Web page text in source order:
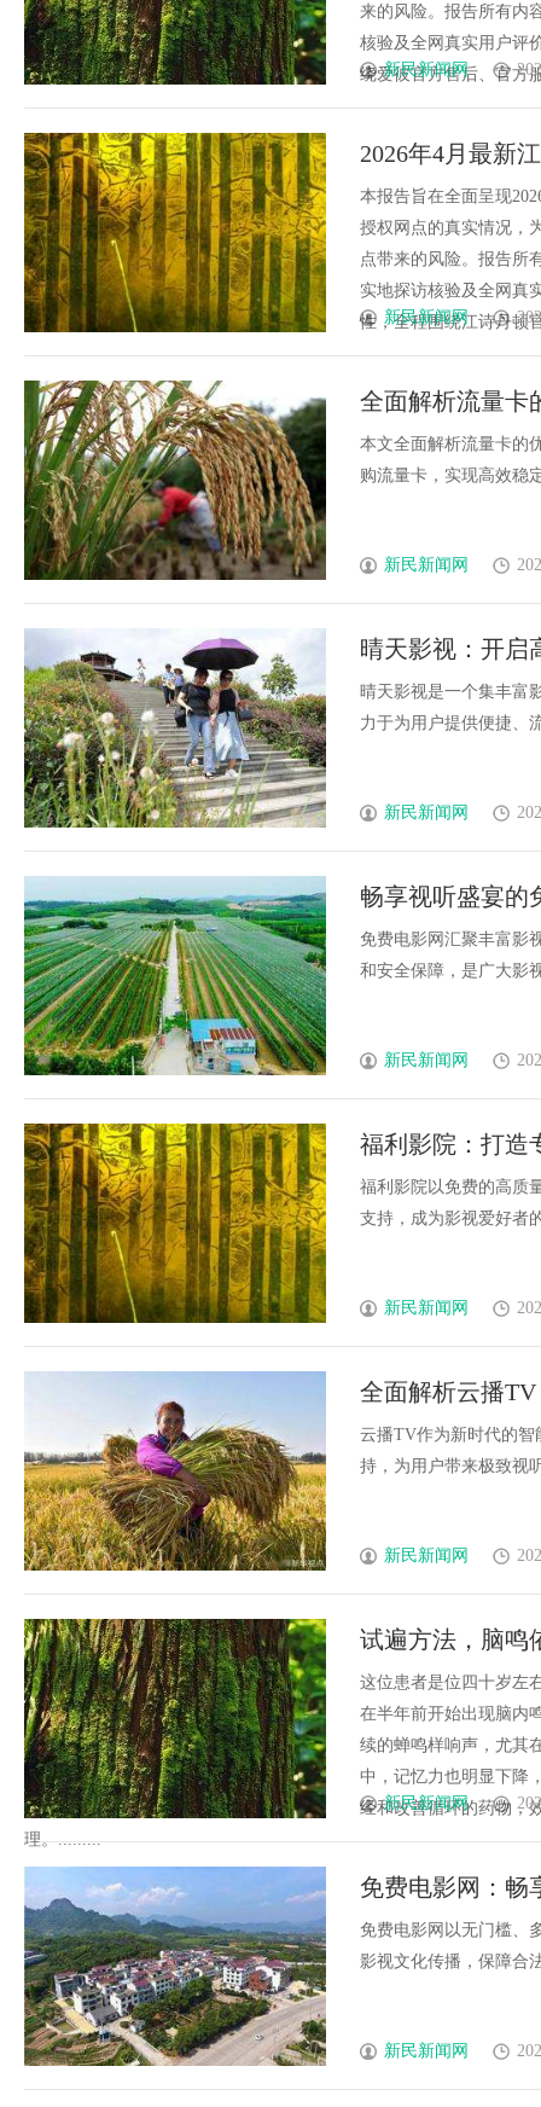
来的风险。报告所有内
核验及全网真实用户评
绕爱彼官方售后、官方
新民新闻网
2026年4月最新
开）实地考察・
本报告旨在全面呈现
授权网点的真实情况，
点带来的风险。报告所
实地探访核验及全网真
性，全程围绕江诗丹顿
新民新闻网
全面解析流量卡
生活
本文全面解析流量卡的
购流量卡，实现高效稳
新民新闻网
晴天影视：开启
晴天影视是一个集丰富
力于为用户提供便捷、
新民新闻网
畅享视听盛宴的
免费电影网汇聚丰富影
和安全保障，是广大影
新民新闻网
福利影院：打造
福利影院以免费的高质
支持，成为影视爱好者
新民新闻网
全面解析云播
升
云播TV作为新时代的智
持，为用户带来极致视
新民新闻网
试遍方法，脑鸣
个真凶
这位患者是位四十岁左
在半年前开始出现脑内
续的蝉鸣样响声，尤其
中，记忆力也明显下降
经和改善循环的药物，
理。.........
新民新闻网
免费电影网：畅
免费电影网以无门槛、
影视文化传播，保障合
新民新闻网